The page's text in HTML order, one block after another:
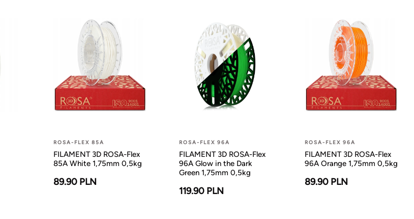
ROSA-FLEX 85A
FILAMENT 3D ROSA-Flex
85A White 1,75mm 0,5kg
89.90 PLN
ROSA-FLEX 96A
FILAMENT 3D ROSA-Flex
96A Glow in the Dark
Green 1,75mm 0,5kg
119.90 PLN
ROSA-FLEX 96A
FILAMENT 3D ROSA-Flex
96A Orange 1,75mm 0,5kg
89.90 PLN